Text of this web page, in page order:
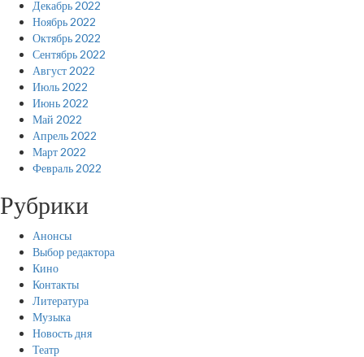
Декабрь 2022
Ноябрь 2022
Октябрь 2022
Сентябрь 2022
Август 2022
Июль 2022
Июнь 2022
Май 2022
Апрель 2022
Март 2022
Февраль 2022
Рубрики
Анонсы
Выбор редактора
Кино
Контакты
Литература
Музыка
Новость дня
Театр